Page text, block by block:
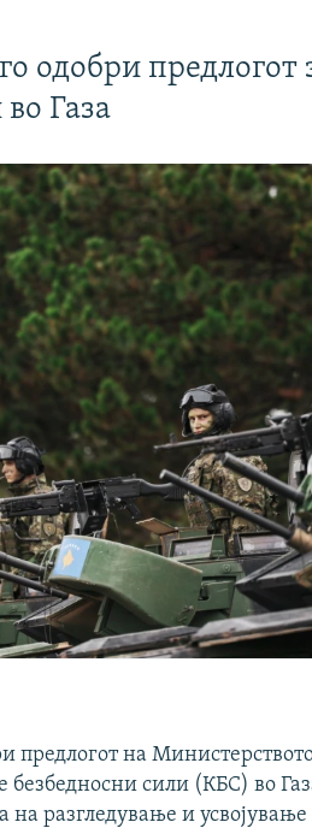
одобри
Газа
предлогот на
сили (КБС) во
на разгледување и